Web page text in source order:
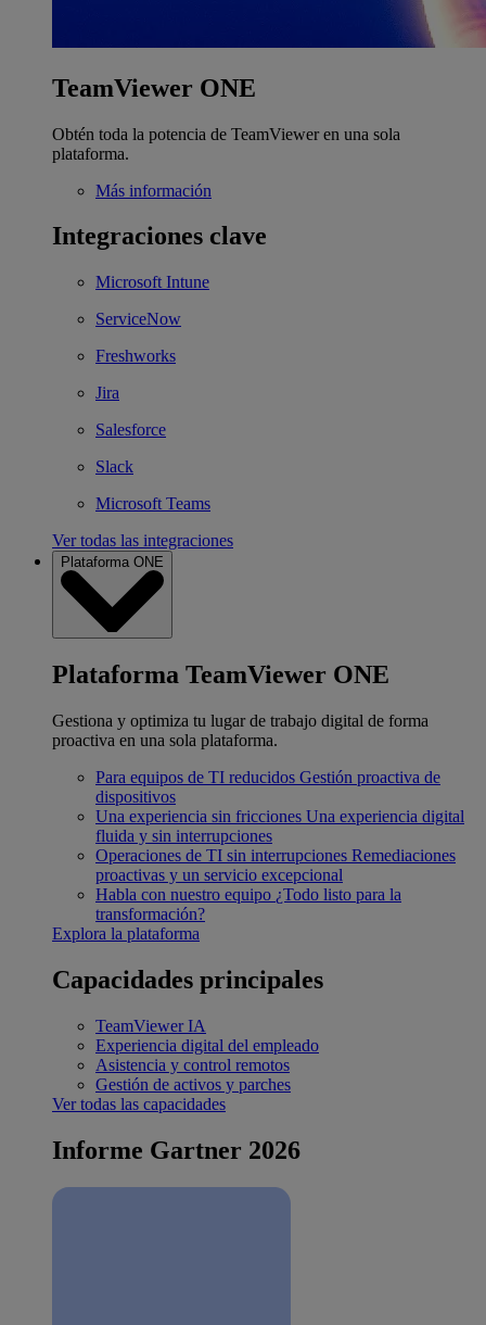
TeamViewer ONE
Obtén toda la potencia de TeamViewer en una sola
plataforma.
Más información
Integraciones clave
Microsoft Intune
ServiceNow
Freshworks
Jira
Salesforce
Slack
Microsoft Teams
Ver todas las integraciones
Plataforma ONE
Plataforma TeamViewer ONE
Gestiona y optimiza tu lugar de trabajo digital de forma
proactiva en una sola plataforma.
Para equipos de TI reducidos Gestión proactiva de
dispositivos
Una experiencia sin fricciones Una experiencia digital
fluida y sin interrupciones
Operaciones de TI sin interrupciones Remediaciones
proactivas y un servicio excepcional
Habla con nuestro equipo ¿Todo listo para la
transformación?
Explora la plataforma
Capacidades principales
TeamViewer IA
Experiencia digital del empleado
Asistencia y control remotos
Gestión de activos y parches
Ver todas las capacidades
Informe Gartner 2026